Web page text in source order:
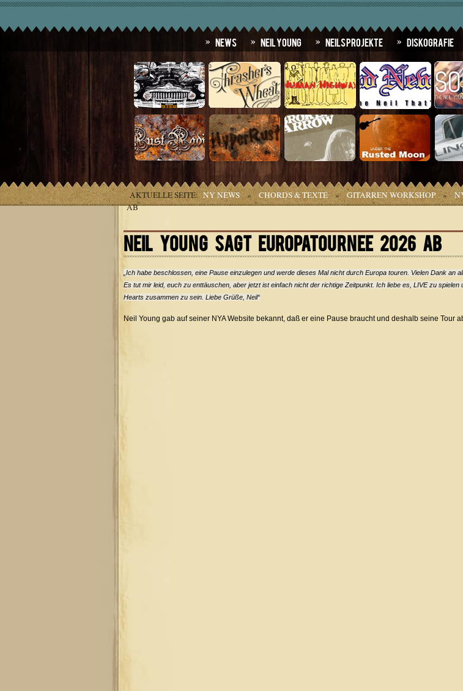
News Neil Young Neils Projekte Diskografie
AKTUELLE SEITE: NY NEWS » CHORDS & TEXTE » GITARREN WORKSHOP »
AB
NEIL YOUNG SAGT EUROPATOURNEE 2026 AB
„Ich habe beschlossen, eine Pause einzulegen und werde dieses Mal nicht durch Europa touren. Vielen Dank an
Es tut mir leid, euch zu enttäuschen, aber jetzt ist einfach nicht der richtige Zeitpunkt. Ich liebe es, LIVE zu spielen
Hearts zusammen zu sein. Liebe Grüße, Neil“
Neil Young gab auf seiner NYA Website bekannt, daß er eine Pause braucht und deshalb seine Tour